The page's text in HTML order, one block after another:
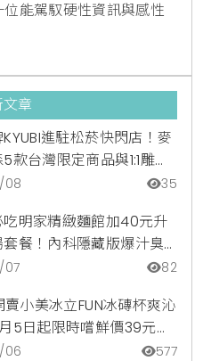
能駕馭硬性資訊與感性
章
進駐松菸快閃店！麥
款台灣限定商品與1:1雕像
08 35
明家精緻麵館加40元升
餐！內科隱藏版爆汁臭
肉麵疙瘩平價攻略
07 82
賣小美冰立FUN冰磚杯爽沁
5日起限時嚐鮮價39元特
水超讚
06 577